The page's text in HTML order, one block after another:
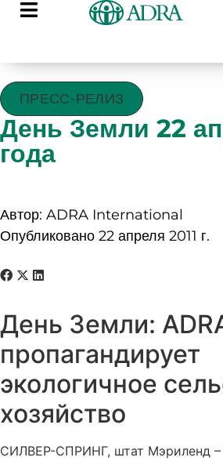
ПРЕСС-РЕЛИЗ
День Земли 22
года
Автор: ADRA International
Опубликовано 22 апреля 2011 г.
День Земли:
пропагандирует
экологичное
хозяйство
СИЛВЕР-СПРИНГ, штат Мэриленд –